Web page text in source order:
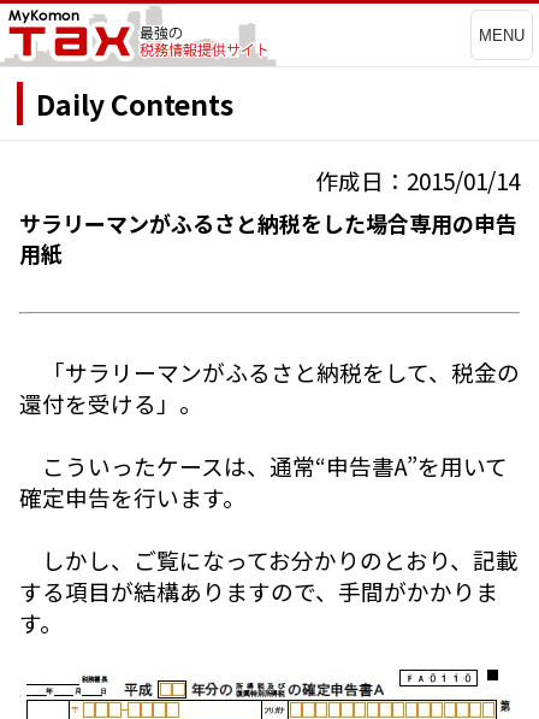
MENU
Daily Contents
作成日：2015/01/14
サラリーマンがふるさと納税をした場合専用の申告
用紙
「サラリーマンがふるさと納税をして、税金の
還付を受ける」。
こういったケースは、通常“申告書A”を用いて
確定申告を行います。
しかし、ご覧になってお分かりのとおり、記載
する項目が結構ありますので、手間がかかりま
す。